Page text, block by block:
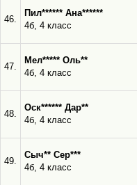
46.
Пил****** Ана******
4б, 4 класс
47.
Мел***** Оль**
4б, 4 класс
48.
Оск****** Дар**
4б, 4 класс
49.
Сыч** Сер***
4б, 4 класс